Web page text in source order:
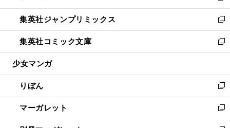
開
く
ウ
で
開
く
ン
ド
ウ
で
開
ウ
ィ
ン
ド
ウ
開
く
し
い
ウ
ィ
ン
ウ
で
開
く
集英社ジャンプリミックス
新
し
い
ウ
ン
ド
ウ
で
開
集英社コミック文庫
新
し
ウ
ィ
ン
ド
ウ
少女マンガ
りぼん
新
し
い
ウ
マーガレット
新
し